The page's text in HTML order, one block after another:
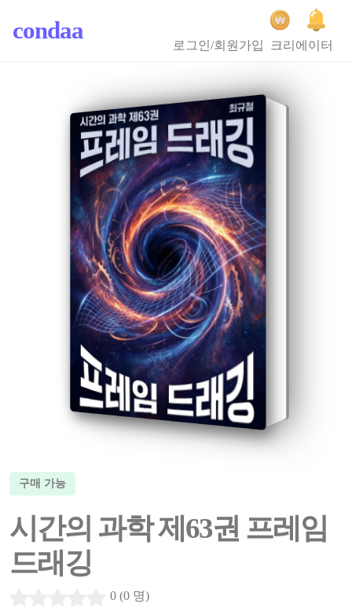
condaa
로그인/회원가입 크리에이터
구매 가능
시간의 과학 제63권 프레임
드래깅
0 (0 명)